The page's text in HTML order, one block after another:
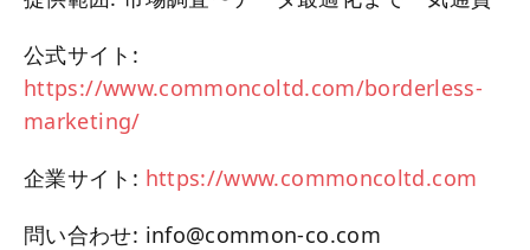
公式サイト:
https://www.commoncoltd.com/borderless-
marketing/
企業サイト: https://www.commoncoltd.com
問い合わせ: info@common-co.com